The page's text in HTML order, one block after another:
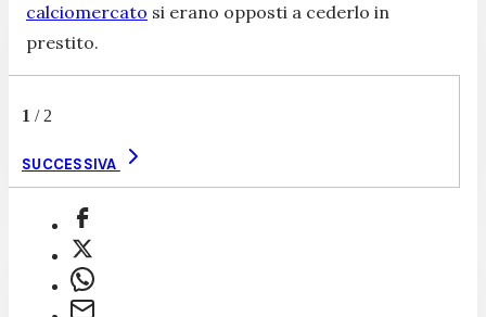
calciomercato si erano opposti a cederlo in
prestito.
1 / 2
SUCCESSIVA